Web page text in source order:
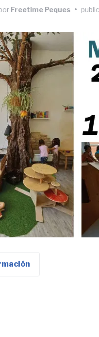
Freetime Peques •